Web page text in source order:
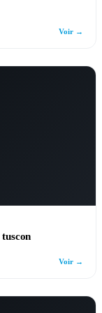
Voir →
Voir →